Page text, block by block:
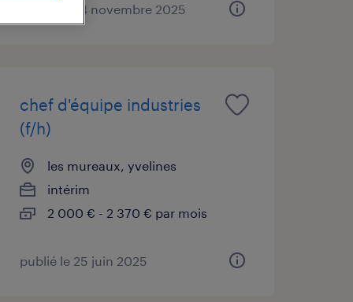
publié le 24 novembre 2025
chef d'équipe industries
(f/h)
les mureaux, yvelines
intérim
2 000 € - 2 370 € par mois
publié le 25 juin 2025